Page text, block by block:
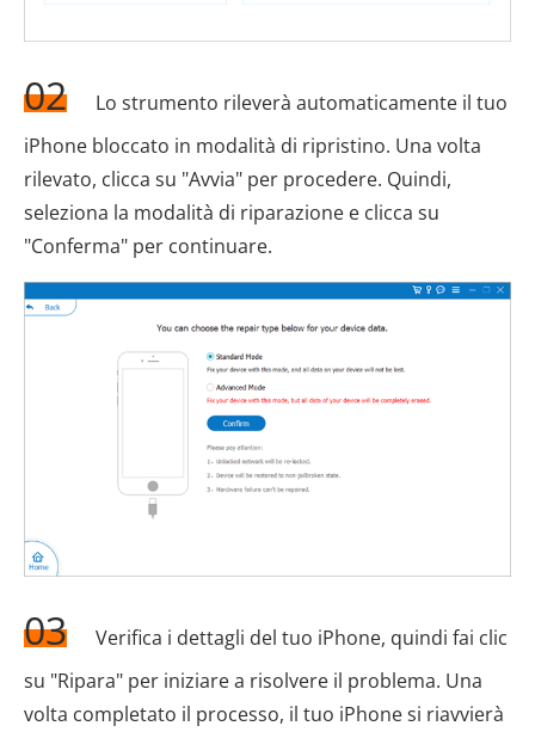
02
Lo strumento rileverà automaticamente il tuo
iPhone bloccato in modalità di ripristino. Una volta
rilevato, clicca su "Avvia" per procedere. Quindi,
seleziona la modalità di riparazione e clicca su
"Conferma" per continuare.
03
Verifica i dettagli del tuo iPhone, quindi fai clic
su "Ripara" per iniziare a risolvere il problema. Una
volta completato il processo, il tuo iPhone si riavvierà